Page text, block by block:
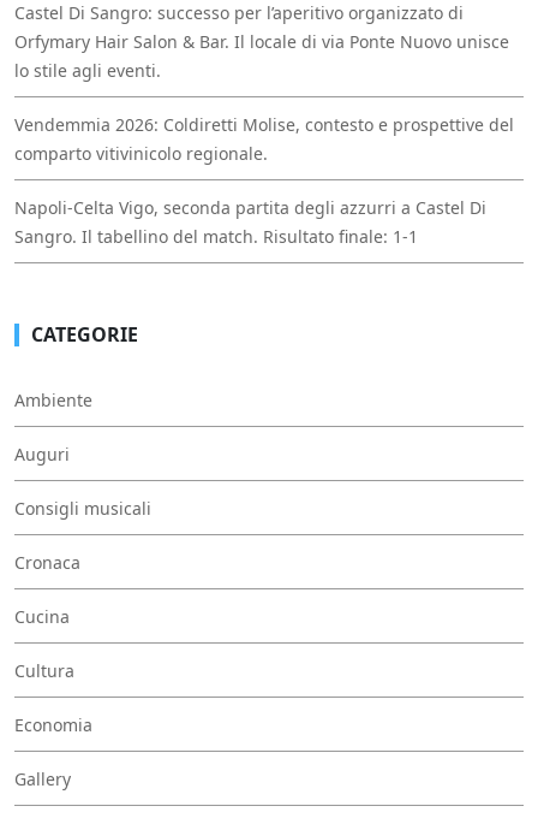
Castel Di Sangro: successo per l’aperitivo organizzato di
Orfymary Hair Salon & Bar. Il locale di via Ponte Nuovo unisce
lo stile agli eventi.
Vendemmia 2026: Coldiretti Molise, contesto e prospettive del
comparto vitivinicolo regionale.
Napoli-Celta Vigo, seconda partita degli azzurri a Castel Di
Sangro. Il tabellino del match. Risultato finale: 1-1
CATEGORIE
Ambiente
Auguri
Consigli musicali
Cronaca
Cucina
Cultura
Economia
Gallery